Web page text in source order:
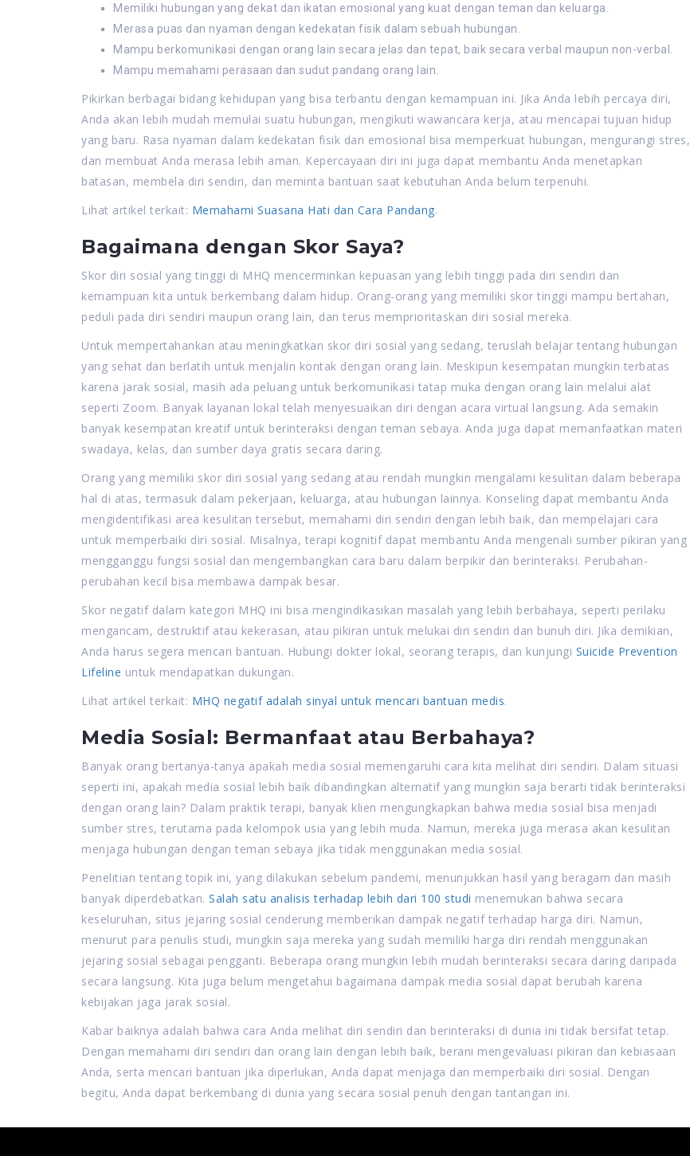
Memiliki hubungan yang dekat dan ikatan emosional yang kuat dengan teman dan keluarga.
Merasa puas dan nyaman dengan kedekatan fisik dalam sebuah hubungan.
Mampu berkomunikasi dengan orang lain secara jelas dan tepat, baik secara verbal maupun non-verbal.
Mampu memahami perasaan dan sudut pandang orang lain.
Pikirkan berbagai bidang kehidupan yang bisa terbantu dengan kemampuan ini. Jika Anda lebih percaya diri,
Anda akan lebih mudah memulai suatu hubungan, mengikuti wawancara kerja, atau mencapai tujuan hidup
yang baru. Rasa nyaman dalam kedekatan fisik dan emosional bisa memperkuat hubungan, mengurangi stres,
dan membuat Anda merasa lebih aman. Kepercayaan diri ini juga dapat membantu Anda menetapkan
batasan, membela diri sendiri, dan meminta bantuan saat kebutuhan Anda belum terpenuhi.
Lihat artikel terkait: Memahami Suasana Hati dan Cara Pandang.
Bagaimana dengan Skor Saya?
Skor diri sosial yang tinggi di MHQ mencerminkan kepuasan yang lebih tinggi pada diri sendiri dan
kemampuan kita untuk berkembang dalam hidup. Orang-orang yang memiliki skor tinggi mampu bertahan,
peduli pada diri sendiri maupun orang lain, dan terus memprioritaskan diri sosial mereka.
Untuk mempertahankan atau meningkatkan skor diri sosial yang sedang, teruslah belajar tentang hubungan
yang sehat dan berlatih untuk menjalin kontak dengan orang lain. Meskipun kesempatan mungkin terbatas
karena jarak sosial, masih ada peluang untuk berkomunikasi tatap muka dengan orang lain melalui alat
seperti Zoom. Banyak layanan lokal telah menyesuaikan diri dengan acara virtual langsung. Ada semakin
banyak kesempatan kreatif untuk berinteraksi dengan teman sebaya. Anda juga dapat memanfaatkan materi
swadaya, kelas, dan sumber daya gratis secara daring.
Orang yang memiliki skor diri sosial yang sedang atau rendah mungkin mengalami kesulitan dalam beberapa
hal di atas, termasuk dalam pekerjaan, keluarga, atau hubungan lainnya. Konseling dapat membantu Anda
mengidentifikasi area kesulitan tersebut, memahami diri sendiri dengan lebih baik, dan mempelajari cara
untuk memperbaiki diri sosial. Misalnya, terapi kognitif dapat membantu Anda mengenali sumber pikiran yang
mengganggu fungsi sosial dan mengembangkan cara baru dalam berpikir dan berinteraksi. Perubahan-
perubahan kecil bisa membawa dampak besar.
Skor negatif dalam kategori MHQ ini bisa mengindikasikan masalah yang lebih berbahaya, seperti perilaku
mengancam, destruktif atau kekerasan, atau pikiran untuk melukai diri sendiri dan bunuh diri. Jika demikian,
Anda harus segera mencari bantuan. Hubungi dokter lokal, seorang terapis, dan kunjungi Suicide Prevention
Lifeline untuk mendapatkan dukungan.
Lihat artikel terkait: MHQ negatif adalah sinyal untuk mencari bantuan medis.
Media Sosial: Bermanfaat atau Berbahaya?
Banyak orang bertanya-tanya apakah media sosial memengaruhi cara kita melihat diri sendiri. Dalam situasi
seperti ini, apakah media sosial lebih baik dibandingkan alternatif yang mungkin saja berarti tidak berinteraksi
dengan orang lain? Dalam praktik terapi, banyak klien mengungkapkan bahwa media sosial bisa menjadi
sumber stres, terutama pada kelompok usia yang lebih muda. Namun, mereka juga merasa akan kesulitan
menjaga hubungan dengan teman sebaya jika tidak menggunakan media sosial.
Penelitian tentang topik ini, yang dilakukan sebelum pandemi, menunjukkan hasil yang beragam dan masih
banyak diperdebatkan. Salah satu analisis terhadap lebih dari 100 studi menemukan bahwa secara
keseluruhan, situs jejaring sosial cenderung memberikan dampak negatif terhadap harga diri. Namun,
menurut para penulis studi, mungkin saja mereka yang sudah memiliki harga diri rendah menggunakan
jejaring sosial sebagai pengganti. Beberapa orang mungkin lebih mudah berinteraksi secara daring daripada
secara langsung. Kita juga belum mengetahui bagaimana dampak media sosial dapat berubah karena
kebijakan jaga jarak sosial.
Kabar baiknya adalah bahwa cara Anda melihat diri sendiri dan berinteraksi di dunia ini tidak bersifat tetap.
Dengan memahami diri sendiri dan orang lain dengan lebih baik, berani mengevaluasi pikiran dan kebiasaan
Anda, serta mencari bantuan jika diperlukan, Anda dapat menjaga dan memperbaiki diri sosial. Dengan
begitu, Anda dapat berkembang di dunia yang secara sosial penuh dengan tantangan ini.
Post